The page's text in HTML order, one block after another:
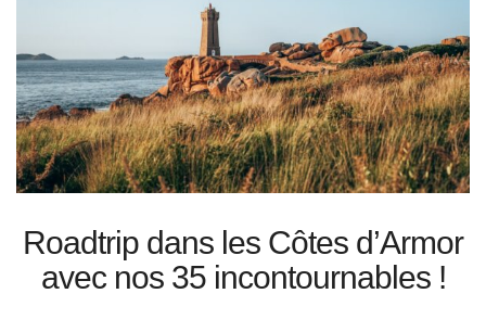
Roadtrip dans les Côtes d’Armor
avec nos 35 incontournables !